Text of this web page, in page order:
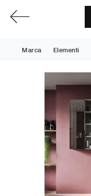
Marca Elementi